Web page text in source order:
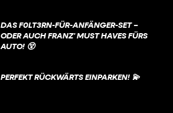
DAS F0LT3RN-FÜR-ANFÄNGER-SET –
ODER AUCH FRANZ’ MUST HAVES FÜRS
AUTO! 😵
PERFEKT RÜCKWÄRTS EINPARKEN! 💫